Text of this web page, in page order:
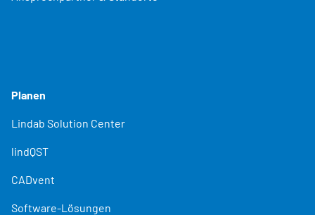
Planen
Lindab Solution Center
lindQST
CADvent
Software-Lösungen